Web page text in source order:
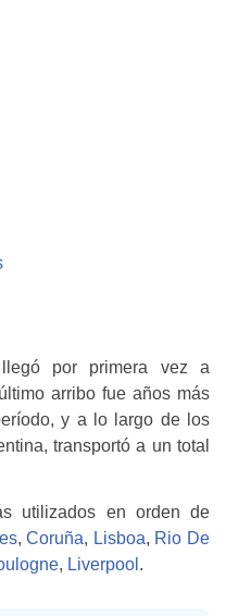
por primera vez a
arribo fue años más
y a lo largo de los
transportó a un total
utilizados en orden de
,Coruña, Lisboa, Rio De
, Liverpool .